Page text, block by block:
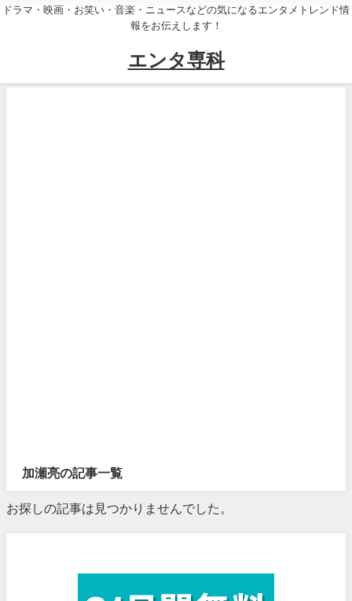
ドラマ・映画・お笑い・音楽・ニュースなどの気になるエンタメトレンド情
報をお伝えします！
エンタ専科
加瀬亮の記事一覧
お探しの記事は見つかりませんでした。